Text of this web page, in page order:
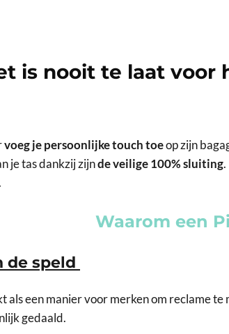
is nooit te laat voor
voeg je persoonlijke touch toeop zijn
je tas dankzij zijnde veilige 100% sluiting.
Waarom een
de speld
als een manier voor merken om reclame
gedaald.